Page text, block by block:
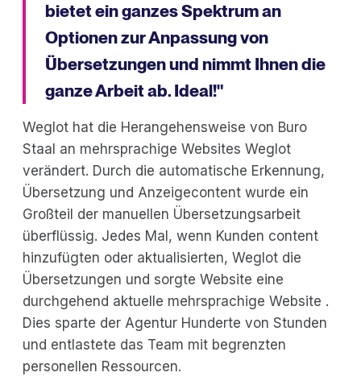
bietet ein ganzes Spektrum an
Optionen zur Anpassung von
Übersetzungen und nimmt Ihnen die
ganze Arbeit ab. Ideal!"
Weglot hat die Herangehensweise von Buro
Staal an mehrsprachige Websites Weglot
verändert. Durch die automatische Erkennung,
Übersetzung und Anzeigecontent wurde ein
Großteil der manuellen Übersetzungsarbeit
überflüssig. Jedes Mal, wenn Kunden content
hinzufügten oder aktualisierten, Weglot die
Übersetzungen und sorgte Website eine
durchgehend aktuelle mehrsprachige Website .
Dies sparte der Agentur Hunderte von Stunden
und entlastete das Team mit begrenzten
personellen Ressourcen.